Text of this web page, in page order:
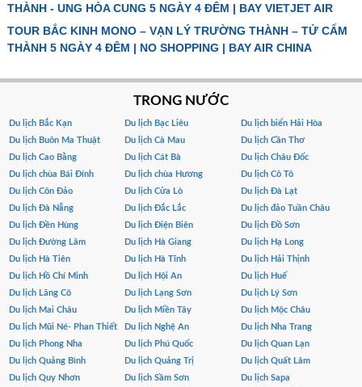
THÀNH - UNG HÒA CUNG 5 NGÀY 4 ĐÊM | BAY VIETJET AIR
TOUR BẮC KINH MONO – VẠN LÝ TRƯỜNG THÀNH – TỬ CẤM
THÀNH 5 NGÀY 4 ĐÊM | NO SHOPPING | BAY AIR CHINA
TRONG NƯỚC
Du lịch Bắc Kạn Du lịch Bạc Liêu
Du lịch biển Hải Hòa
Du lịch Buôn Ma Thuật
Du lịch Cà Mau
Du lịch Cần Thơ
Du lịch Cao Bằng
Du lịch Cát Bà
Du lịch Châu Đốc
Du lịch chùa Bái Đính
Du lịch chùa Hương
Du lịch Cô Tô
Du lịch Côn Đảo
Du lịch Cửa Lò
Du lịch Đà Lạt
Du lịch Đà Nẵng
Du lịch Đắc Lắc
Du lịch đảo Tuần Châu
Du lịch Đền Hùng
Du lịch Điện Biên
Du lịch Đồ Sơn
Du lịch Đường Lâm
Du lịch Hà Giang
Du lịch Hạ Long
Du lịch Hà Tiên
Du lịch Hà Tĩnh
Du lịch Hải Thịnh
Du lịch Hồ Chí Minh
Du lịch Hội An
Du lịch Huế
Du lịch Lăng Cô
Du lịch Lạng Sơn
Du lịch Lý Sơn
Du lịch Mai Châu
Du lịch Miền Tây
Du lịch Mộc Châu
Du lịch Mũi Né- Phan Thiết
Du lịch Nghệ An
Du lịch Nha Trang
Du lịch Phong Nha
Du lịch Phú Quốc
Du lịch Quan Lạn
Du lịch Quảng Bình
Du lịch Quảng Trị
Du lịch Quất Lâm
Du lịch Quy Nhơn
Du lịch Sầm Sơn
Du lịch Sapa